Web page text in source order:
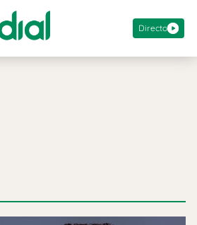
Directo